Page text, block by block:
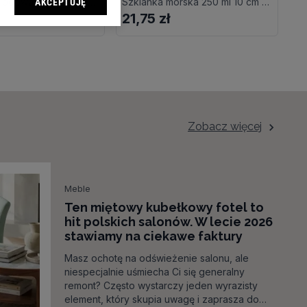
21,75 zł
Zobacz więcej
Meble
Ten miętowy kubełkowy fotel to
hit polskich salonów. W lecie 2026
stawiamy na ciekawe faktury
Masz ochotę na odświeżenie salonu, ale
niespecjalnie uśmiecha Ci się generalny
remont? Często wystarczy jeden wyrazisty
element, który skupia uwagę i zaprasza do
sp. z o.o., jej
pomiar reklam i